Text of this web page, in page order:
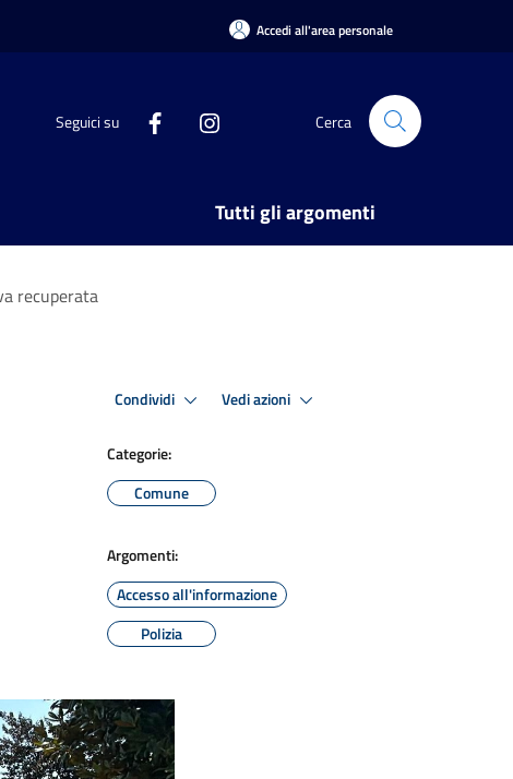
Accedi all'area personale
Seguici su Cerca
Tutti gli argomenti
recuperata
Condividi Vedi azioni
Categorie:
Comune
Argomenti:
Accesso all'informazione
Polizia